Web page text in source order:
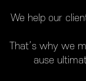
We help our
That’s why we
ause